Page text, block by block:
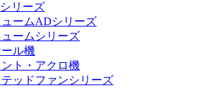
リーズ
ュームADシリーズ
ュームシリーズ
ール機
ント・アクロ機
テッドファンシリーズ